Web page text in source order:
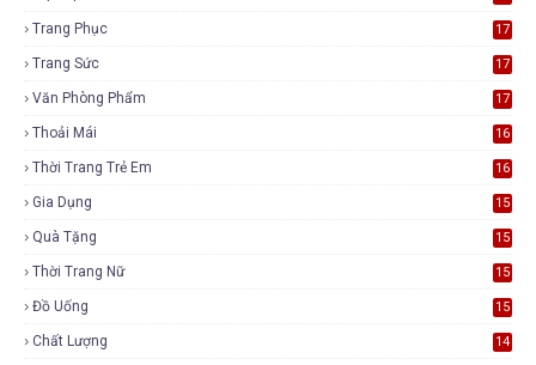
Trang Phục 17
Trang Sức 17
Văn Phòng Phẩm 17
Thoải Mái 16
Thời Trang Trẻ Em 16
Gia Dụng 15
Quà Tặng 15
Thời Trang Nữ 15
Đồ Uống 15
Chất Lượng 14